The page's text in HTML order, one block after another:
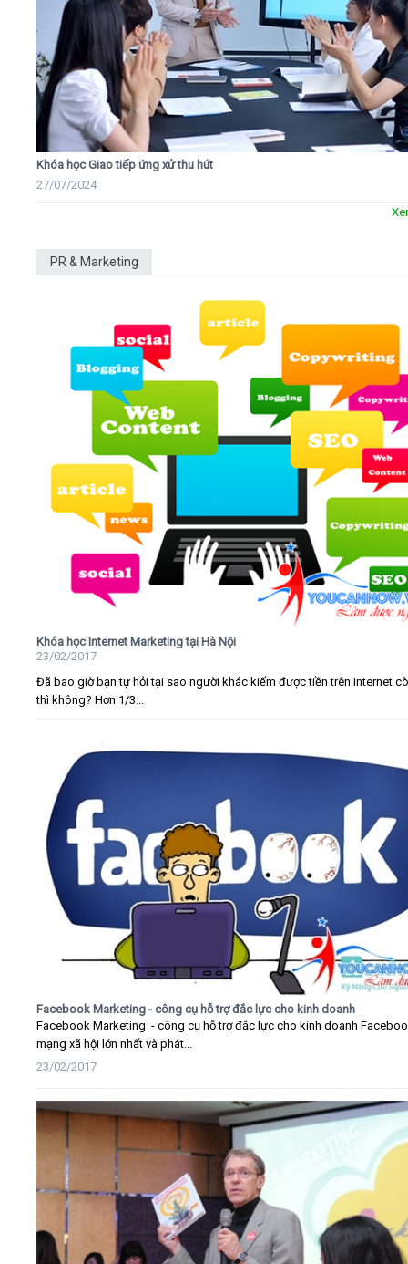
Khóa học Giao tiếp ứng xử thu hút
27/07/2024
PR & Marketing
Khóa học Internet Marketing tại Hà Nội
23/02/2017
Đã bao giờ bạn tự hỏi tại sao người khác kiếm được tiền trên Internet
thì không? Hơn 1/3...
Facebook Marketing - công cụ hỗ trợ đắc lực cho kinh doanh
Facebook Marketing - công cụ hỗ trợ đắc lực cho kinh doanh
mạng xã hội lớn nhất và phát...
23/02/2017